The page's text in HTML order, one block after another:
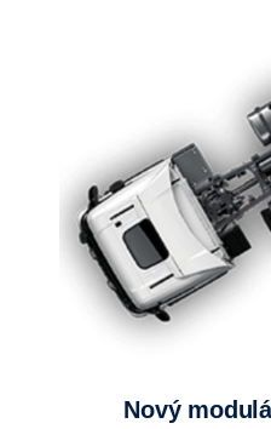
Nový